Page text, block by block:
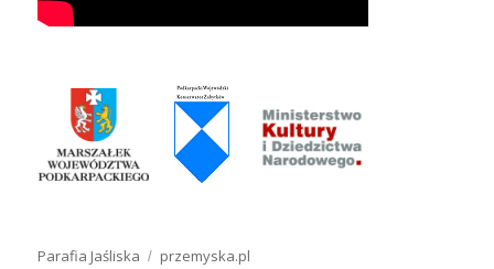
Parafia Jaśliska przemyska.pl